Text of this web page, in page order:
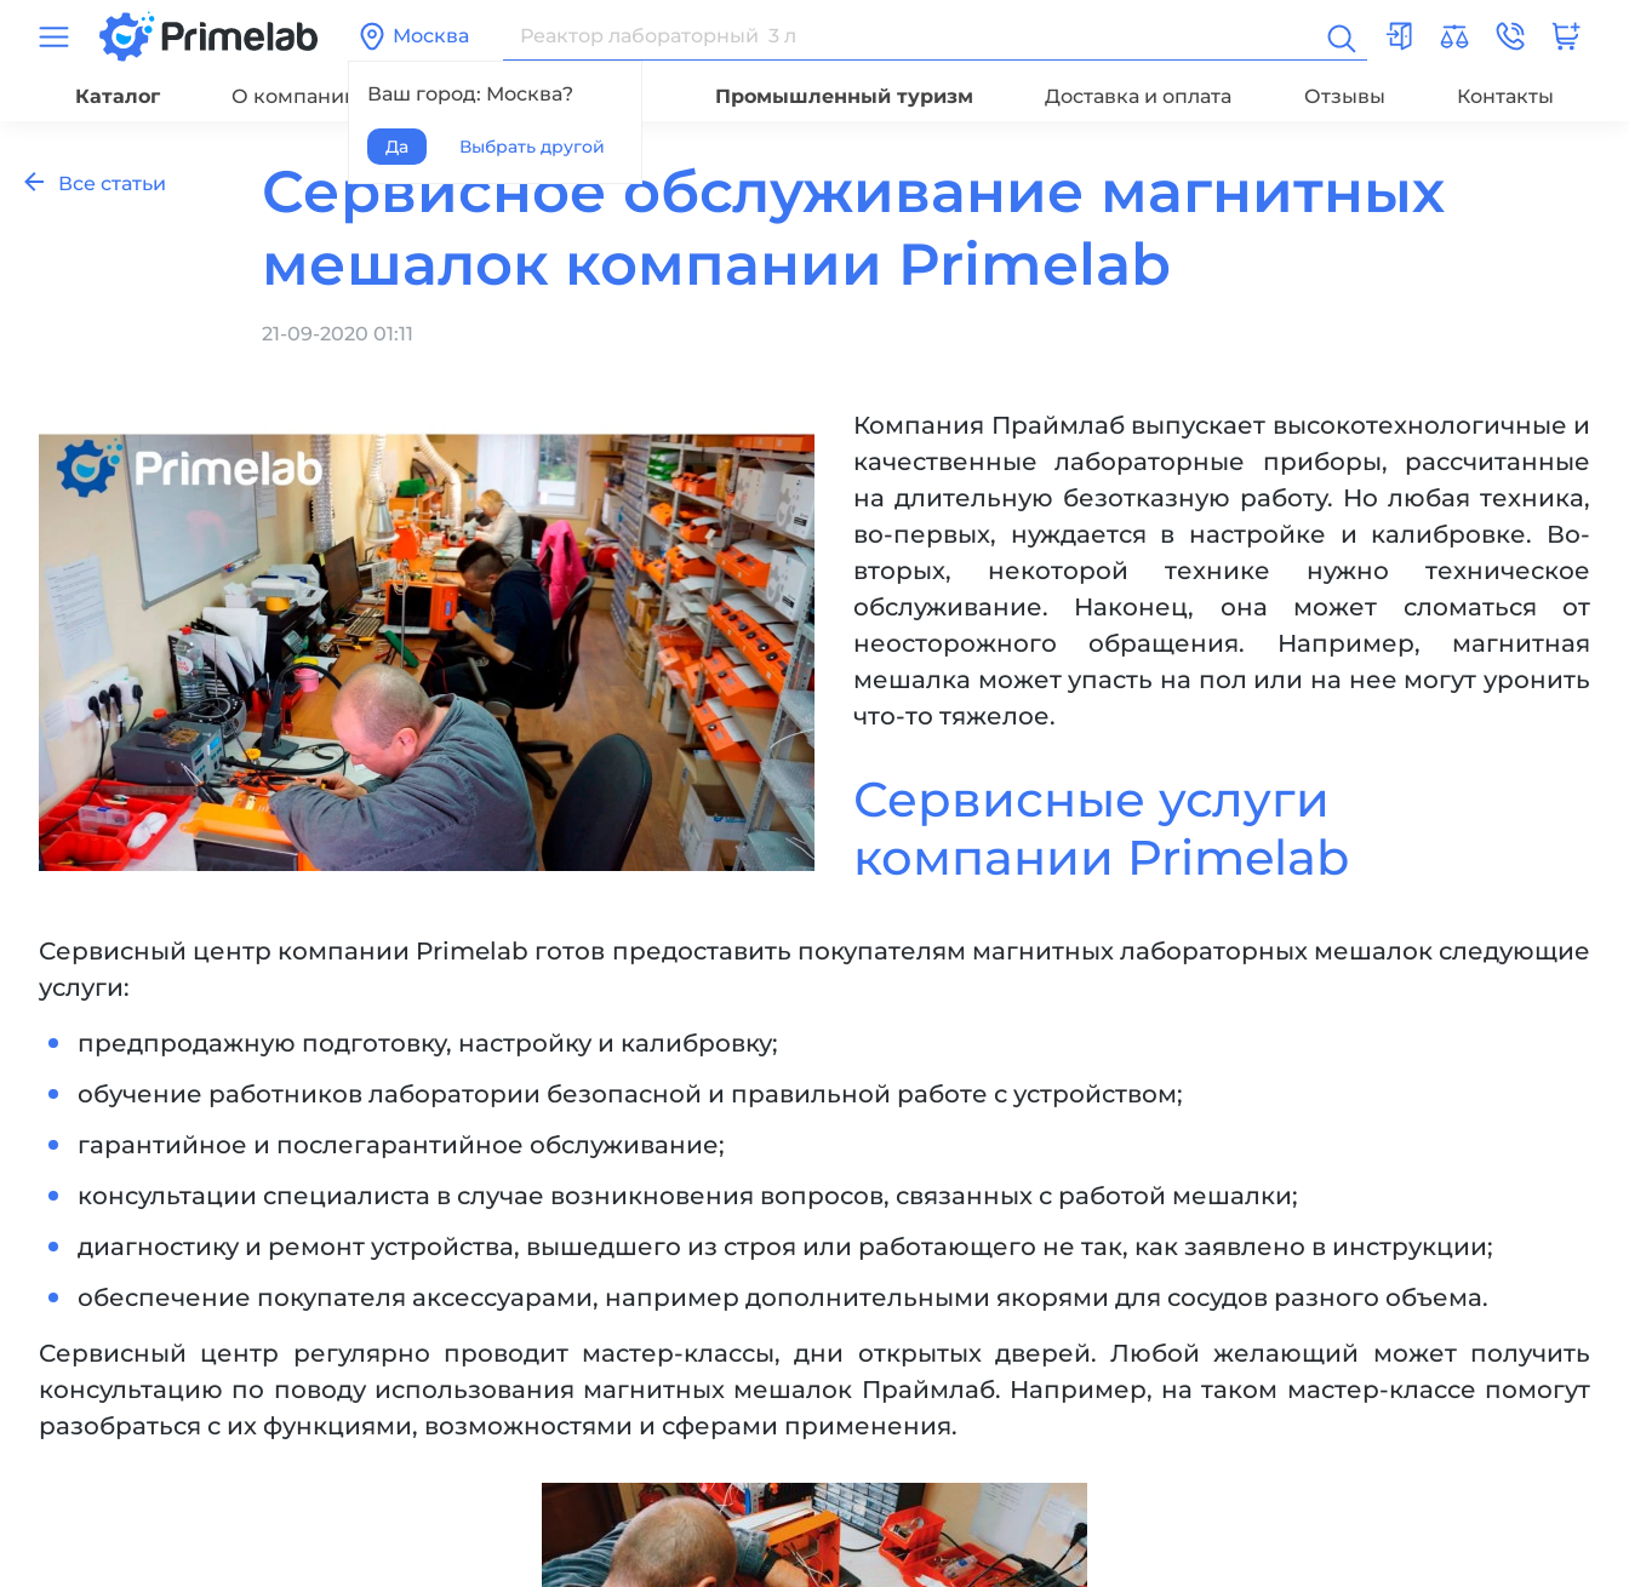
Москва
Ваш город: Москва?
Да Выбрать другой
Каталог О компании Сервис Промышленный туризм Доставка и оплата Отзывы Контакты
Все статьи
Сервисное обслуживание магнитных
мешалок компании Primelab
21-09-2020 01:11
Компания Праймлаб выпускает высокотехнологичные и
качественные лабораторные приборы, рассчитанные
на длительную безотказную работу. Но любая техника,
во-первых, нуждается в настройке и калибровке. Во-
вторых, некоторой технике нужно техническое
обслуживание. Наконец, она может сломаться от
неосторожного обращения. Например, магнитная
мешалка может упасть на пол или на нее могут уронить
что-то тяжелое.
Сервисные услуги
компании Primelab
Сервисный центр компании Primelab готов предоставить покупателям магнитных лабораторных мешалок следующие
услуги:
предпродажную подготовку, настройку и калибровку;
обучение работников лаборатории безопасной и правильной работе с устройством;
гарантийное и послегарантийное обслуживание;
консультации специалиста в случае возникновения вопросов, связанных с работой мешалки;
диагностику и ремонт устройства, вышедшего из строя или работающего не так, как заявлено в инструкции;
обеспечение покупателя аксессуарами, например дополнительными якорями для сосудов разного объема.
Сервисный центр регулярно проводит мастер-классы, дни открытых дверей. Любой желающий может получить
консультацию по поводу использования магнитных мешалок Праймлаб. Например, на таком мастер-классе помогут
разобраться с их функциями, возможностями и сферами применения.